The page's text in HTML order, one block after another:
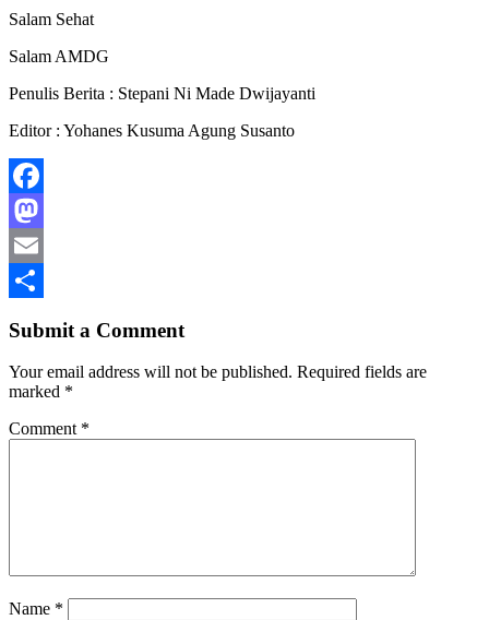
Salam Sehat
Salam AMDG
Penulis Berita : Stepani Ni Made Dwijayanti
Editor : Yohanes Kusuma Agung Susanto
Facebook
Mastodon
Email
Submit a Comment
Your email address will not be published. Required fields are
marked *
Comment *
Name *